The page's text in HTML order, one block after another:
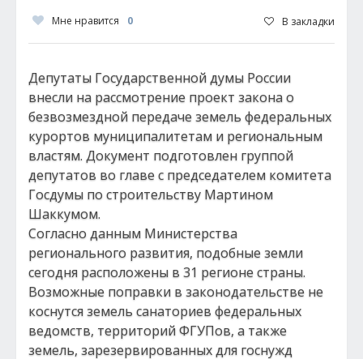
Мне нравится 0 В закладки
Депутаты Государственной думы России
внесли на рассмотрение проект закона о
безвозмездной передаче земель федеральных
курортов муниципалитетам и региональным
властям. Документ подготовлен группой
депутатов во главе с председателем комитета
Госдумы по строительству Мартином
Шаккумом.
Согласно данным Министерства
регионального развития, подобные земли
сегодня расположены в 31 регионе страны.
Возможные поправки в законодательстве не
коснутся земель санаториев федеральных
ведомств, территорий ФГУПов, а также
земель, зарезервированных для госнужд